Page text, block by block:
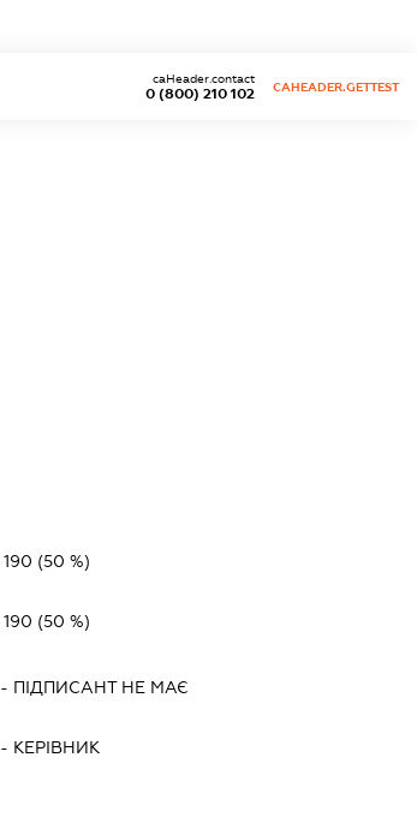
0 (800) 210 102
caHeader.contact
CAHEADER.GETTEST
190 (50 %)
190 (50 %)
- ПІДПИСАНТНЕ МАЄ
- КЕРІВНИК